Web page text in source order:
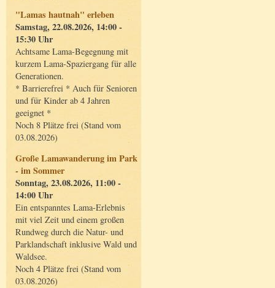
"Lamas hautnah" erleben
Samstag, 22.08.2026, 14:00 -
15:30 Uhr
Achtsame Lama-Begegnung mit
kurzem Lama-Spaziergang für alle
Generationen.
* Barrierefrei * Auch für Senioren
und für Kinder ab 4 Jahren
geeignet *
Noch 8 Plätze frei (Stand vom
03.08.2026)
Große Lamawanderung im Park
- im Sommer
Sonntag, 23.08.2026, 11:00 -
14:00 Uhr
Ein entspanntes Lama-Erlebnis
mit viel Zeit und einem großen
Rundweg durch die Natur- und
Parklandschaft inklusive Wald und
Waldsee.
Noch 4 Plätze frei (Stand vom
03.08.2026)